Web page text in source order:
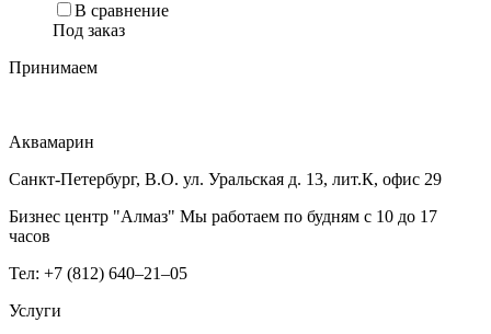
В сравнение
Под заказ
Принимаем
Аквамарин
Санкт-Петербург, В.О. ул. Уральская д. 13, лит.К, офис 29
Бизнес центр "Алмаз" Мы работаем по будням с 10 до 17
часов
Тел: +7 (812) 640–21–05
Услуги